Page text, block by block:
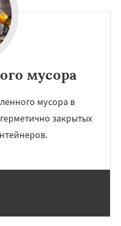
мусора
мусора в
закрытых